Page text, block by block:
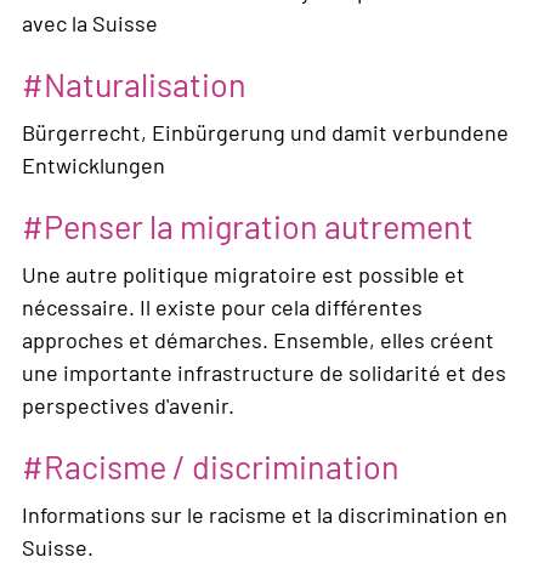
avec la Suisse
Naturalisation
Bürgerrecht, Einbürgerung und damit verbundene
Entwicklungen
Penser la migration autrement
Une autre politique migratoire est possible et
nécessaire. Il existe pour cela différentes
approches et démarches. Ensemble, elles créent
une importante infrastructure de solidarité et des
perspectives d'avenir.
Racisme / discrimination
Informations sur le racisme et la discrimination en
Suisse.